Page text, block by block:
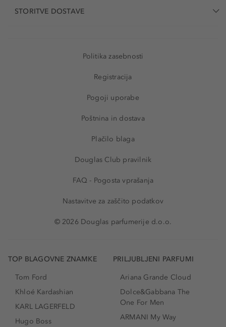
STORITVE DOSTAVE
Politika zasebnosti
Registracija
Pogoji uporabe
Poštnina in dostava
Plačilo blaga
Douglas Club pravilnik
FAQ - Pogosta vprašanja
Nastavitve za zaščito podatkov
© 2026 Douglas parfumerije d.o.o.
TOP BLAGOVNE ZNAMKE
Tom Ford
Khloé Kardashian
KARL LAGERFELD
Hugo Boss
PRILJUBLJENI PARFUMI
Ariana Grande Cloud
Dolce&Gabbana The
One For Men
ARMANI My Way